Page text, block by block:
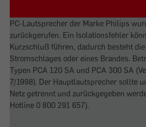
PC-Lautsprecher der Marke Philips
zurückgerufen. Ein Isolationsfehler
Kurzschluß führen, dadurch besteht die
Stromschlages oder eines Brandes.
Typen PCA 120 SA und PCA 300 SA
7/1998). Der Hauptlautsprecher sollte
Netz getrennt und zurückgegeben
Hotline 0 800 291 657).